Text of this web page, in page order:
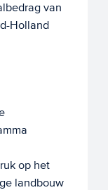
van
Holland
op het
landbouw